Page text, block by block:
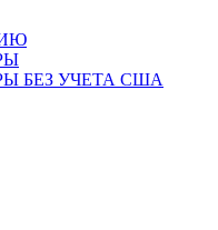
БЕЗ УЧЕТА США